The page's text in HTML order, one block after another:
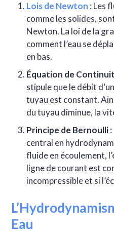
Lois de Newton : Les
comme les solides,
Newton. La loi de la
comment l’eau se
en bas.
Équation de
stipule que le débit
tuyau est constant.
du tuyau diminue, la
Principe de Bernoulli
central en
fluide en écoulement,
ligne de courant est
incompressible et si
Eau